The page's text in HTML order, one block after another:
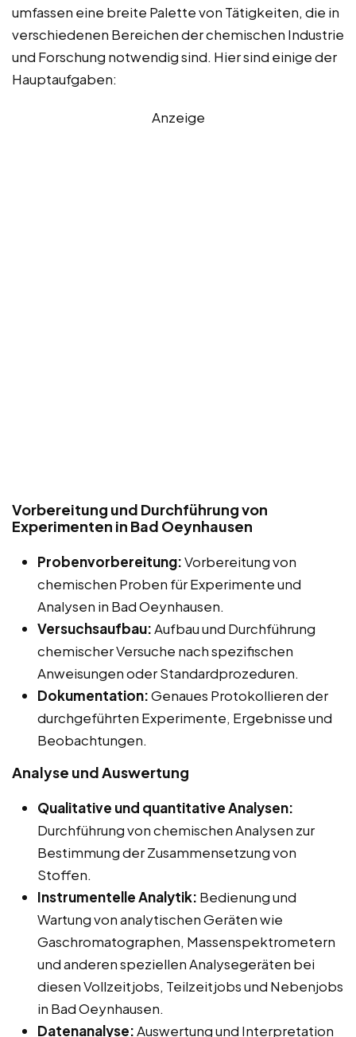
umfassen eine breite Palette von Tätigkeiten, die in
verschiedenen Bereichen der chemischen Industrie
und Forschung notwendig sind. Hier sind einige der
Hauptaufgaben:
Anzeige
Vorbereitung und Durchführung von
Experimenten in Bad Oeynhausen
Probenvorbereitung:Vorbereitung von
chemischen Proben für Experimente und
Analysen in Bad Oeynhausen.
Versuchsaufbau:Aufbau und Durchführung
chemischer Versuche nach spezifischen
Anweisungen oder Standardprozeduren.
Dokumentation:Genaues Protokollieren der
durchgeführten Experimente, Ergebnisse und
Beobachtungen.
Analyse und Auswertung
Qualitative und quantitative Analysen:
Durchführung von chemischen Analysen zur
Bestimmung der Zusammensetzung von
Stoffen.
Instrumentelle Analytik: Bedienung und
Wartung von analytischen Geräten wie
Gaschromatographen, Massenspektrometern
und anderen speziellen Analysegeräten bei
diesen Vollzeitjobs, Teilzeitjobs und Nebenjobs
in Bad Oeynhausen.
Datenanalyse:Auswertung und Interpretation